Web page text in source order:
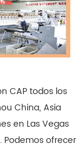
CAP todos los
China, Asia
en Las Vegas
Podemos ofrecer